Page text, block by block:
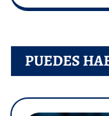
PUEDES